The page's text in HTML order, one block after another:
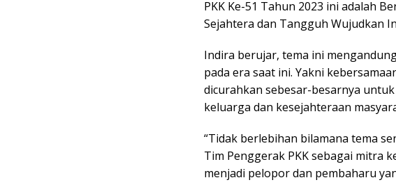
PKK Ke-51 Tahun 2023 ini adalah
Sejahtera dan Tangguh Wujudkan
Indira berujar, tema ini
pada era saat ini. Yakni
dicurahkan sebesar-besarnya
keluarga dan kesejahteraan
“Tidak berlebihan bilamana tema
Tim Penggerak PKK sebagai mitra
menjadi pelopor dan pembaharu